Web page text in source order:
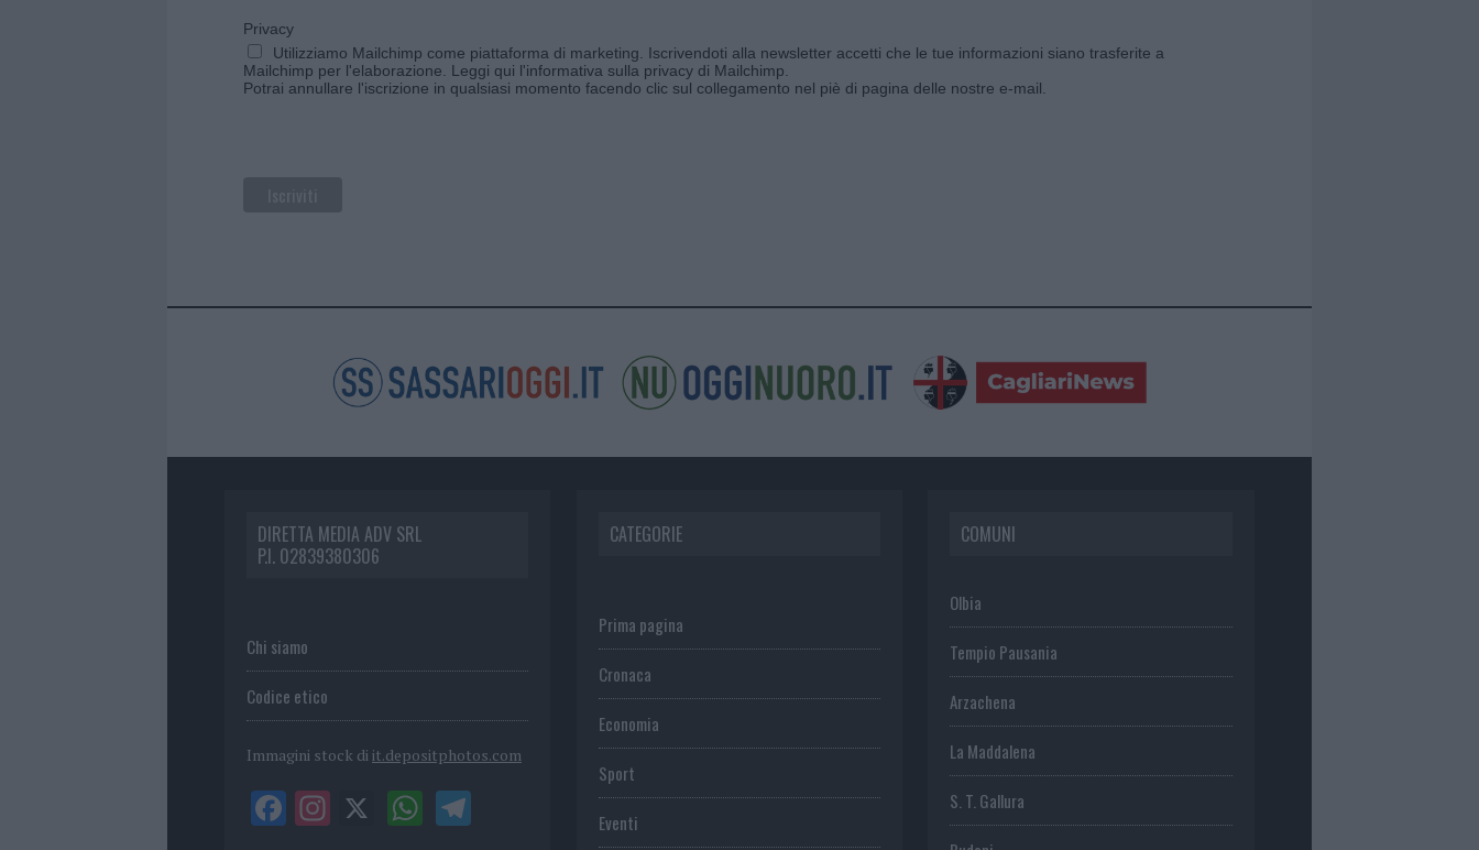
Privacy
Utilizziamo Mailchimp come piattaforma di marketing. Iscrivendoti alla newsletter accetti che le tue informazioni siano trasferite a
Mailchimp per l'elaborazione. Leggi qui l'informativa sulla privacy di Mailchimp
Potrai annullare l'iscrizione in qualsiasi momento facendo clic sul collegamento nel piè di pagina delle nostre e-mail.
DIRETTA MEDIA ADV SRL
P.I. 02839380306
Chi siamo
Codice etico
Immagini stock di it.depositphotos.com
CATEGORIE
Prima pagina
Cronaca
Economia
Sport
Eventi
COMUNI
Olbia
Tempio Pausania
Arzachena
La Maddalena
S. T. Gallura